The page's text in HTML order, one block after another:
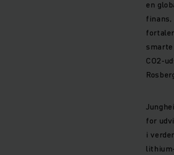
en
finans,
CO2-
for
i